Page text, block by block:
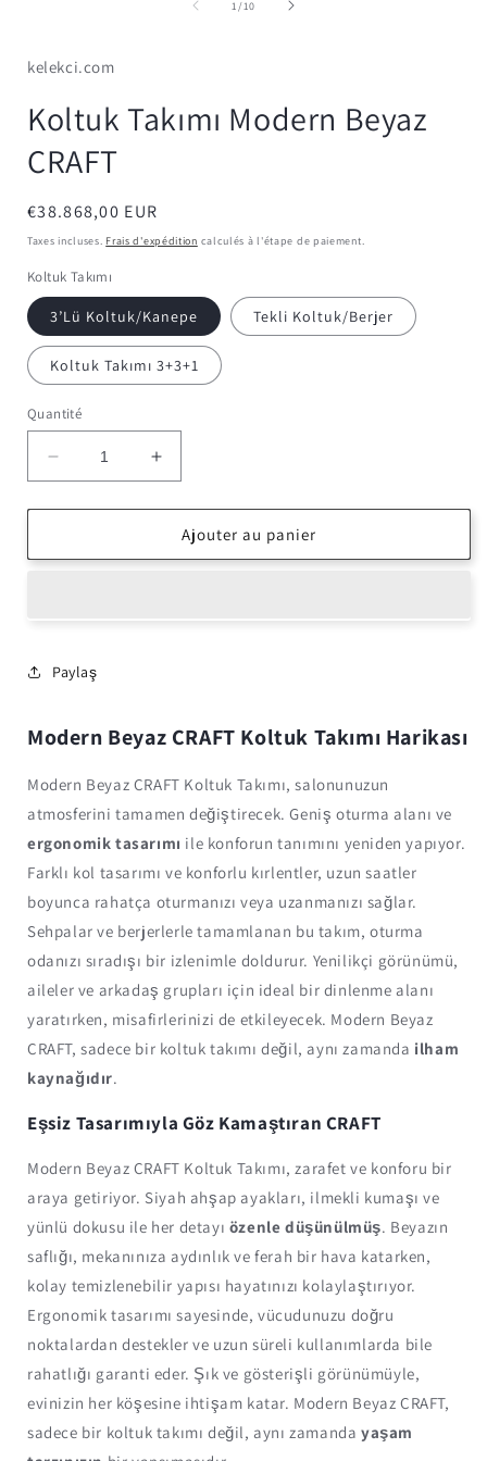
fenêtre
1/de
10
kelekci.com
Koltuk Takımı Modern Beyaz
CRAFT
Prix
habituel
€38.868,00 EUR
Taxes incluses. Frais d'expédition calculés à l'étape de paiement.
Koltuk Takımı
3’Lü Koltuk/Kanepe Tekli Koltuk/Berjer
Koltuk Takımı 3+3+1
Quantité
Réduire
la
quantité
Koltuk
Augmenter
la
quantité
Koltuk
Ajouter au panier
Paylaş
Modern Beyaz CRAFT Koltuk Takımı Harikası
Modern Beyaz CRAFT Koltuk Takımı, salonunuzun
atmosferini tamamen değiştirecek. Geniş oturma alanı ve
ergonomik tasarımı ile konforun tanımını yeniden yapıyor.
Farklı kol tasarımı ve konforlu kırlentler, uzun saatler
boyunca rahatça oturmanızı veya uzanmanızı sağlar.
Sehpalar ve berjerlerle tamamlanan bu takım, oturma
odanızı sıradışı bir izlenimle doldurur. Yenilikçi görünümü,
aileler ve arkadaş grupları için ideal bir dinlenme alanı
yaratırken, misafirlerinizi de etkileyecek. Modern Beyaz
CRAFT, sadece bir koltuk takımı değil, aynı zamanda ilham
kaynağıdır.
Eşsiz Tasarımıyla Göz Kamaştıran CRAFT
Modern Beyaz CRAFT Koltuk Takımı, zarafet ve konforu bir
araya getiriyor. Siyah ahşap ayakları, ilmekli kumaşı ve
yünlü dokusu ile her detayı özenle düşünülmüş. Beyazın
saflığı, mekanınıza aydınlık ve ferah bir hava katarken,
kolay temizlenebilir yapısı hayatınızı kolaylaştırıyor.
Ergonomik tasarımı sayesinde, vücudunuzu doğru
noktalardan destekler ve uzun süreli kullanımlarda bile
rahatlığı garanti eder. Şık ve gösterişli görünümüyle,
evinizin her köşesine ihtişam katar. Modern Beyaz CRAFT,
sadece bir koltuk takımı değil, aynı zamandayaşam